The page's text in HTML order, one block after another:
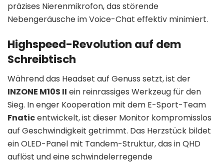
präzises Nierenmikrofon, das störende
Nebengeräusche im Voice-Chat effektiv minimiert.
Highspeed-Revolution auf dem
Schreibtisch
Während das Headset auf Genuss setzt, ist der
INZONE M10S II ein reinrassiges Werkzeug für den
Sieg. In enger Kooperation mit dem E-Sport-Team
Fnaticentwickelt, ist dieser Monitor kompromisslos
auf Geschwindigkeit getrimmt. Das Herzstück bildet
ein OLED-Panel mit Tandem-Struktur, das in QHD
auflöst und eine schwindelerregende